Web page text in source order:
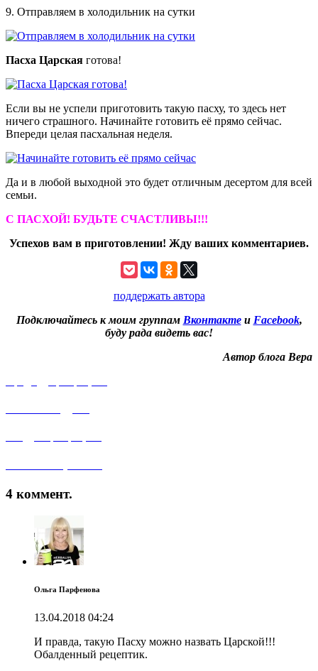
9. Отправляем в холодильник на сутки
Пасха Царская готова!
Если вы не успели приготовить такую пасху, то здесь нет
ничего страшного. Начинайте готовить её прямо сейчас.
Впереди целая пасхальная неделя.
Да и в любой выходной это будет отличным десертом для всей
семьи.
С ПАСХОЙ! БУДЬТЕ СЧАСТЛИВЫ!!!
Успехов вам в приготовлении! Жду ваших комментариев.
поддержать автора
Подключайтесь к моим группам Вконтактеи Facebook,
буду рада видеть вас!
Автор блога Вера
4 коммент.
Ольга Парфенова
13.04.2018 04:24
И правда, такую Пасху можно назвать Царской!!!
Обалденный рецептик.